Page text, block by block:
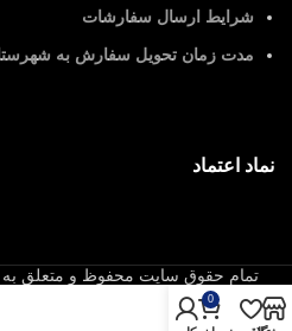
شرایط ارسال سفارشات
مدت زمان تحویل سفارش به
نماد اعتماد
تمام حقوق سایت محفوظ و متعلق به
0